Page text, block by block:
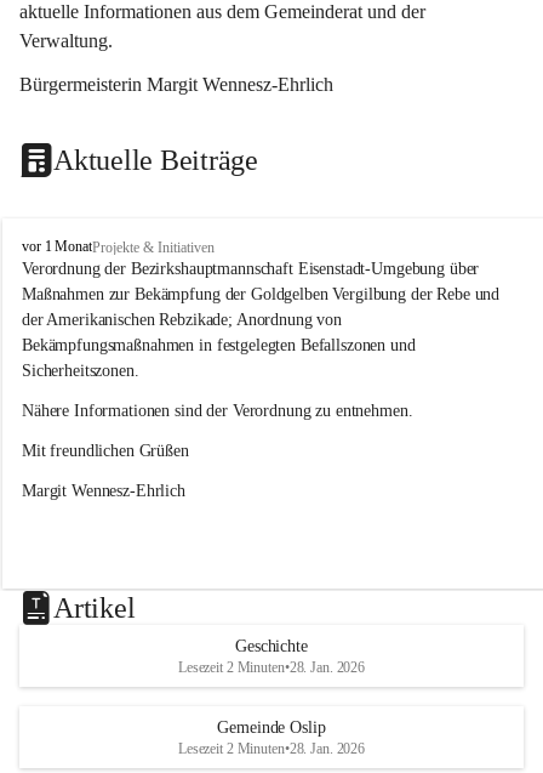
aktuelle Informationen aus dem Gemeinderat und der
Verwaltung.
Bürgermeisterin Margit Wennesz-Ehrlich
Aktuelle Beiträge
O
s
l
i
p
vor 1 MonatProjekte & Initiativen
Verordnung der Bezirkshauptmannschaft Eisenstadt-Umgebung über
Maßnahmen zur Bekämpfung der Goldgelben Vergilbung der Rebe und
der Amerikanischen Rebzikade; Anordnung von
Bekämpfungsmaßnahmen in festgelegten Befallszonen und
Sicherheitszonen.
Nähere Informationen sind der Verordnung zu entnehmen.
Mit freundlichen Grüßen
Margit Wennesz-Ehrlich
Artikel
Geschichte
Lesezeit 2 Minuten•28. Jan. 2026
Gemeinde Oslip
Lesezeit 2 Minuten•28. Jan. 2026